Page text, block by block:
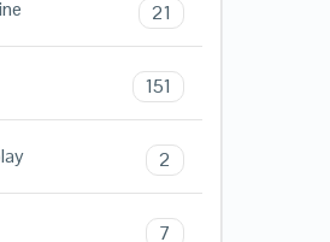
21
151
2
7